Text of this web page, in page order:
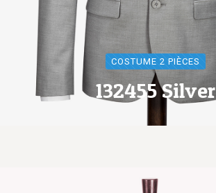
COSTUME 2 PIÈCES
132455 Silver